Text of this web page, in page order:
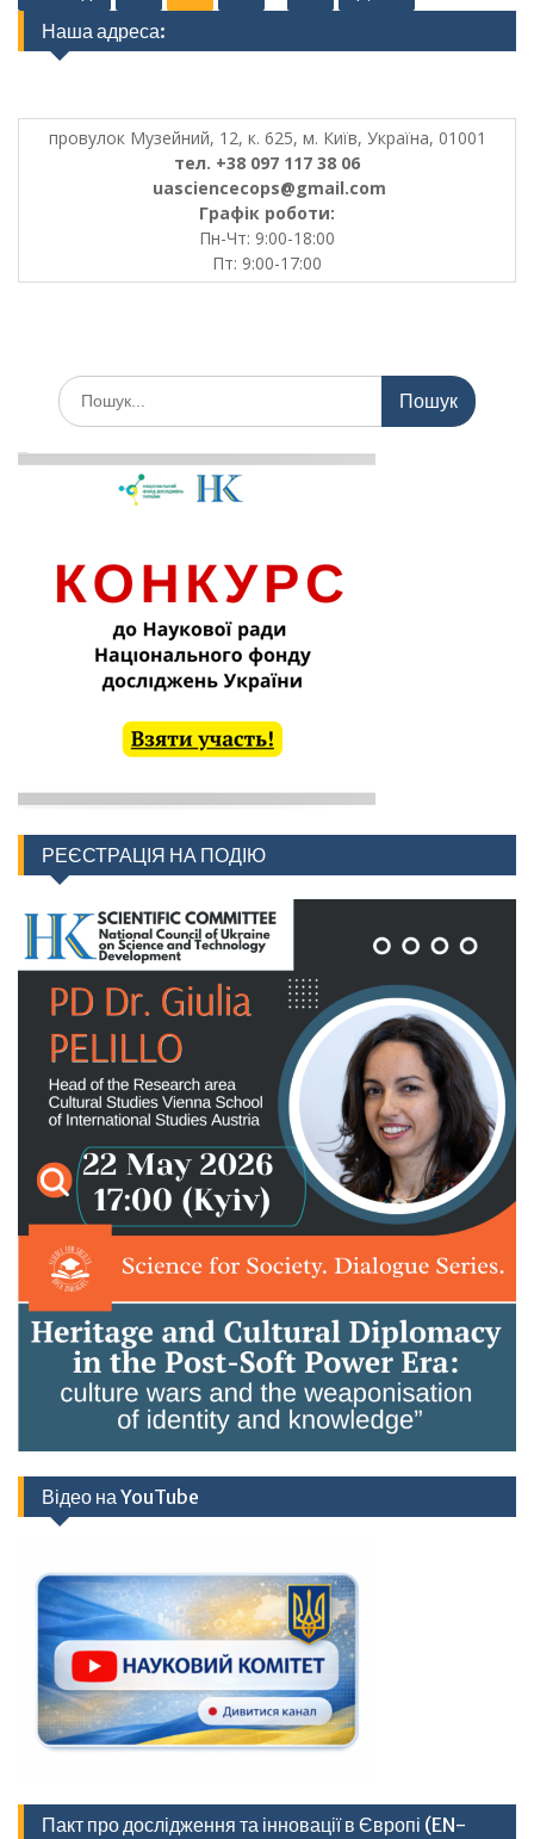
pagination
Наша адреса:
провулок Музейний, 12, к. 625, м. Київ, Україна, 01001
тел. +38 097 117 38 06
uasciencecops@gmail.com
Графік роботи:
Пн-Чт: 9:00-18:00
Пт: 9:00-17:00
Шукати:
РЕЄСТРАЦІЯ НА ПОДІЮ
Відео на YouTube
Пакт про дослідження та інновації в Європі (EN-